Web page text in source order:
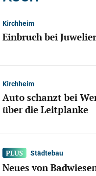
Kirchheim
Einbruch bei Juwelier
Kirchheim
Auto schanzt bei
über die Leitplanke
Städtebau
Neues von